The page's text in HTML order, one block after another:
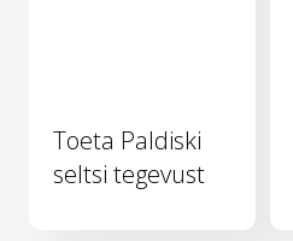
Toeta Paldiski
seltsi tegevust